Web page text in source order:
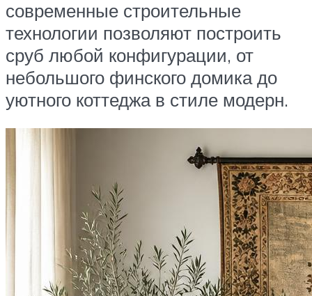
современные строительные
технологии позволяют построить
сруб любой конфигурации, от
небольшого финского домика до
уютного коттеджа в стиле модерн.